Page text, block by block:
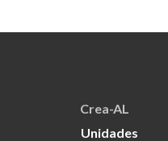
Crea-AL
Unidades